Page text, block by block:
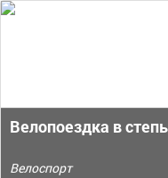
Велопоездка в
Велоспорт